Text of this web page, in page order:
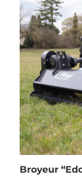
Broyeur